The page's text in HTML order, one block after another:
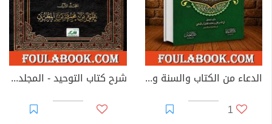
الدعاء من الكتاب والسنة ويليه الاستشفاء بالقرآن الكريم
1
شرح كتاب التوحيد - المجلد الأول